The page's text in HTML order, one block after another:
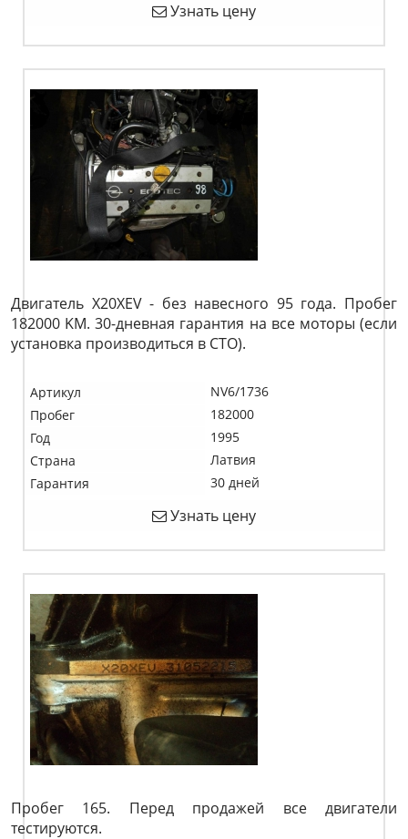
Узнать цену
Двигатель X20XEV - без навесного 95 года. Пробег
182000 KM. 30-дневная гарантия на все моторы (если
установка производиться в СТО).
Артикул
NV6/1736
Пробег
182000
Год
1995
Страна
Латвия
Гарантия
30 дней
Узнать цену
Пробег 165. Перед продажей все двигатели
тестируются.